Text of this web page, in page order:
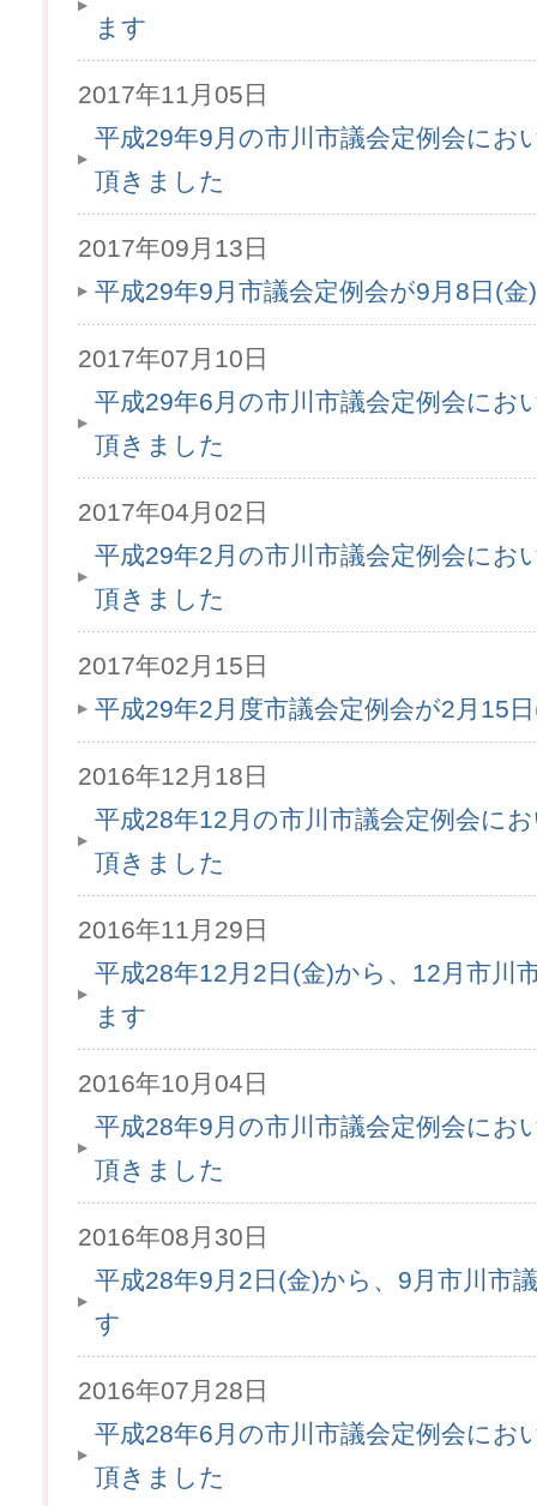
ます
2017年11月05日
平成29年9月の市川市議会定例会にお
頂きました
2017年09月13日
平成29年9月市議会定例会が9月8日(
2017年07月10日
平成29年6月の市川市議会定例会にお
頂きました
2017年04月02日
平成29年2月の市川市議会定例会にお
頂きました
2017年02月15日
平成29年2月度市議会定例会が2月15
2016年12月18日
平成28年12月の市川市議会定例会に
頂きました
2016年11月29日
平成28年12月2日(金)から、12月市川
ます
2016年10月04日
平成28年9月の市川市議会定例会にお
頂きました
2016年08月30日
平成28年9月2日(金)から、9月市川市
す
2016年07月28日
平成28年6月の市川市議会定例会にお
頂きました